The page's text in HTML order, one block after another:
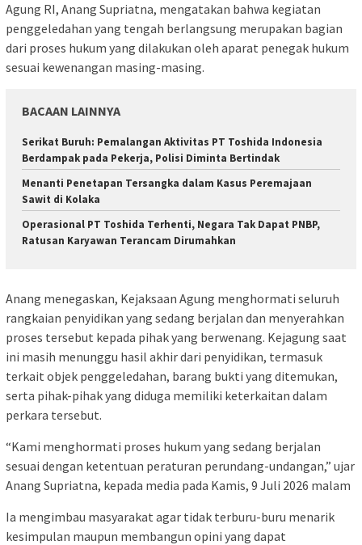
Agung RI, Anang Supriatna, mengatakan bahwa kegiatan
penggeledahan yang tengah berlangsung merupakan bagian
dari proses hukum yang dilakukan oleh aparat penegak hukum
sesuai kewenangan masing-masing.
BACAAN LAINNYA
Serikat Buruh: Pemalangan Aktivitas PT Toshida Indonesia
Berdampak pada Pekerja, Polisi Diminta Bertindak
Menanti Penetapan Tersangka dalam Kasus Peremajaan
Sawit di Kolaka
Operasional PT Toshida Terhenti, Negara Tak Dapat PNBP,
Ratusan Karyawan Terancam Dirumahkan
Anang menegaskan, Kejaksaan Agung menghormati seluruh
rangkaian penyidikan yang sedang berjalan dan menyerahkan
proses tersebut kepada pihak yang berwenang. Kejagung saat
ini masih menunggu hasil akhir dari penyidikan, termasuk
terkait objek penggeledahan, barang bukti yang ditemukan,
serta pihak-pihak yang diduga memiliki keterkaitan dalam
perkara tersebut.
“Kami menghormati proses hukum yang sedang berjalan
sesuai dengan ketentuan peraturan perundang-undangan,” ujar
Anang Supriatna, kepada media pada Kamis, 9 Juli 2026 malam
Ia mengimbau masyarakat agar tidak terburu-buru menarik
kesimpulan maupun membangun opini yang dapat